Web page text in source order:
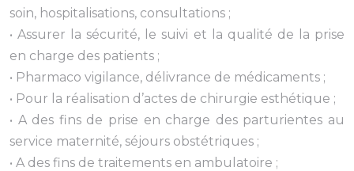
soin, hospitalisations, consultations ;
• Assurer la sécurité, le suivi et la qualité de la prise
en charge des patients ;
• Pharmaco vigilance, délivrance de médicaments ;
• Pour la réalisation d’actes de chirurgie esthétique ;
• A des fins de prise en charge des parturientes au
service maternité, séjours obstétriques ;
• A des fins de traitements en ambulatoire ;